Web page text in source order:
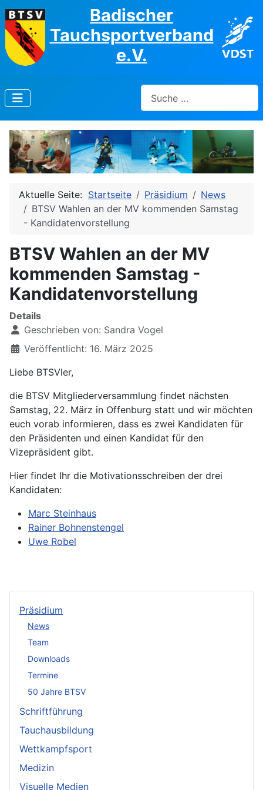
Badischer
Tauchsportverband
e.V.
Präsidium
News
Team
Downloads
Termine
50 Jahre BTSV
Schriftführung
Tauchausbildung
Wettkampfsport
Medizin
Visuelle Medien
Aktuelle Seite: Startseite Präsidium
News
BTSV Wahlen an der MV kommenden Samstag
- Kandidatenvorstellung
BTSV Wahlen an der MV
kommenden Samstag -
Kandidatenvorstellung
Details
Geschrieben von: Sandra Vogel
Veröffentlicht: 16. März 2025
Liebe BTSVler,
die BTSV Mitgliederversammlung findet nächsten
Samstag, 22. März in Offenburg statt und wir möchten
euch vorab informieren, dass es zwei Kandidaten für
den Präsidenten und einen Kandidat für den
Vizepräsident gibt.
Hier findet Ihr die Motivationsschreiben der drei
Kandidaten:
Marc Steinhaus
Rainer Bohnenstengel
Uwe Robel